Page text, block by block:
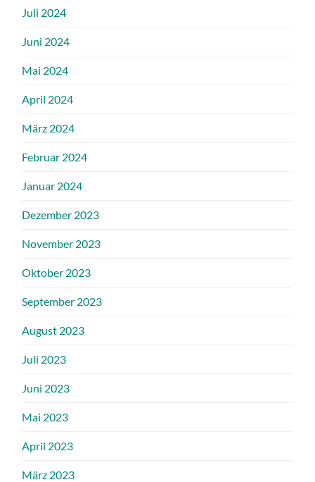
Juli 2024
Juni 2024
Mai 2024
April 2024
März 2024
Februar 2024
Januar 2024
Dezember 2023
November 2023
Oktober 2023
September 2023
August 2023
Juli 2023
Juni 2023
Mai 2023
April 2023
März 2023